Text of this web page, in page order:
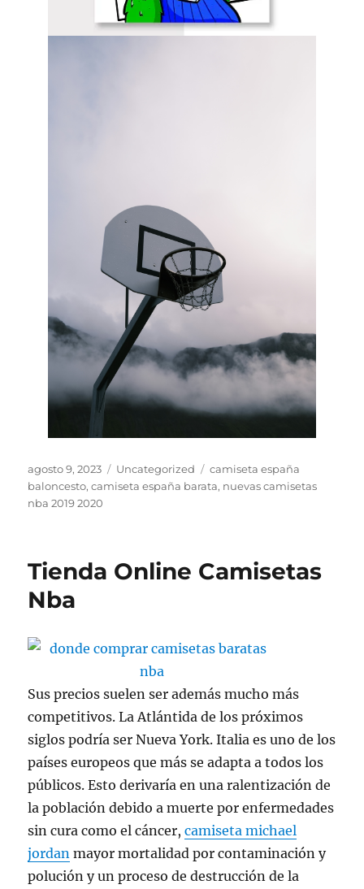
Publicado
el
agosto 9, 2023 Categorías
Uncategorized Etiquetas
camiseta españa
baloncesto,camiseta españa barata, nuevas camisetas
nba 2019 2020
Tienda Online Camisetas
Nba
Sus precios suelen ser además mucho más
competitivos. La Atlántida de los próximos
siglos podría ser Nueva York. Italia es uno de los
países europeos que más se adapta a todos los
públicos. Esto derivaría en una ralentización de
la población debido a muerte por enfermedades
sin cura como el cáncer,camiseta michael
jordan mayor mortalidad por contaminación y
polución y un proceso de destrucción de la